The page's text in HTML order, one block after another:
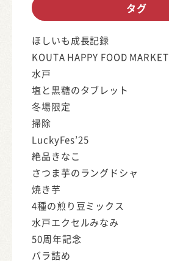
タグ
ほしいも成長記録
KOUTA HAPPY FOOD MARKET
水戸
塩と黒糖のタブレット
冬場限定
掃除
LuckyFes’25
絶品きなこ
さつま芋のラングドシャ
焼き芋
4種の煎り豆ミックス
水戸エクセルみなみ
50周年記念
バラ詰め